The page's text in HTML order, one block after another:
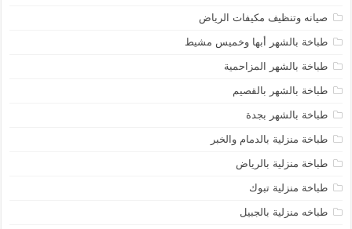
صيانه وتنظيف مكيفات الرياض
طباخة بالشهر أبها وخميس مشيط
طباخة بالشهر المزاحمية
طباخة بالشهر بالقصيم
طباخة بالشهر بجدة
طباخة منزلية بالدمام والخبر
طباخة منزلية بالرياض
طباخة منزلية تبوك
طباخه منزلية بالجبيل